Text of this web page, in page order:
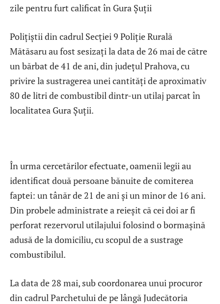
zile pentru furt calificat în Gura Șuții
Polițiștii din cadrul Secției 9 Poliție Rurală
Mătăsaru au fost sesizați la data de 26 mai de către
un bărbat de 41 de ani, din județul Prahova, cu
privire la sustragerea unei cantități de aproximativ
80 de litri de combustibil dintr-un utilaj parcat în
localitatea Gura Șuții.
În urma cercetărilor efectuate, oamenii legii au
identificat două persoane bănuite de comiterea
faptei: un tânăr de 21 de ani și un minor de 16 ani.
Din probele administrate a reieșit că cei doi ar fi
perforat rezervorul utilajului folosind o bormașină
adusă de la domiciliu, cu scopul de a sustrage
combustibilul.
La data de 28 mai, sub coordonarea unui procuror
din cadrul Parchetului de pe lângă Judecătoria